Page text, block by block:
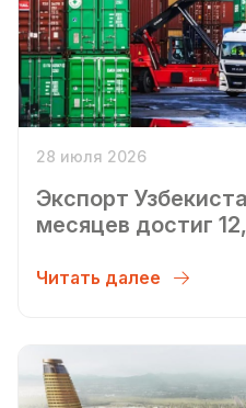
28 июля 2026
Экспорт
месяцев достиг
Читать далее